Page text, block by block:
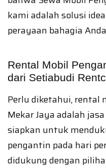
kami adalah solusi
perayaan bahagia
Rental Mobil
dari Setiabudi
Perlu diketahui, rental
Mekar Jaya adalah
siapkan untuk
pengantin pada hari
didukung dengan